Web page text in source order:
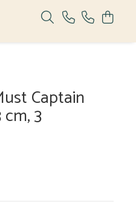
Captain
3